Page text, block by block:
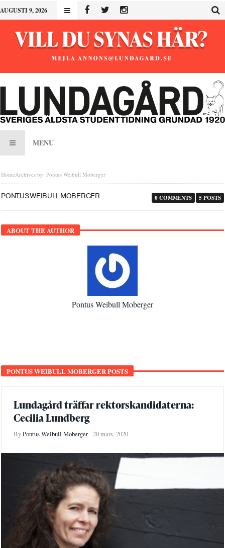
AUGUSTI 9, 2026
MENU
HomeArchives by: Pontus Weibull Moberger
PONTUS WEIBULL MOBERGER 5 POSTS
0 COMMENTS
ABOUT THE AUTHOR
Pontus Weibull Moberger
PONTUS WEIBULL MOBERGER POSTS
Lundagård träffar rektorskandidaterna:
Cecilia Lundberg
ByPontus Weibull Moberger 20 mars, 2020